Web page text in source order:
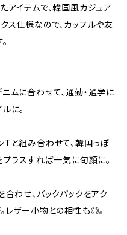
アイテムで、韓国風カジュア
ス仕様なので、カップルや友
ムに合わせて、通勤・通学に
に。
と組み合わせて、韓国っぽ
プラスすれば一気に旬顔に。
わせ、バックパックをアク
レザー小物との相性も◎。